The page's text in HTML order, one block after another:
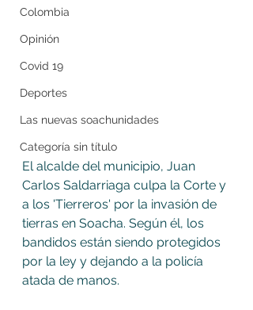
Colombia
Opinión
Covid 19
Deportes
Las nuevas soachunidades
Categoría sin título
El alcalde del municipio, Juan
Carlos Saldarriaga culpa la Corte y
a los 'Tierreros' por la invasión de
tierras en Soacha. Según él, los
bandidos están siendo protegidos
por la ley y dejando a la policía
atada de manos.